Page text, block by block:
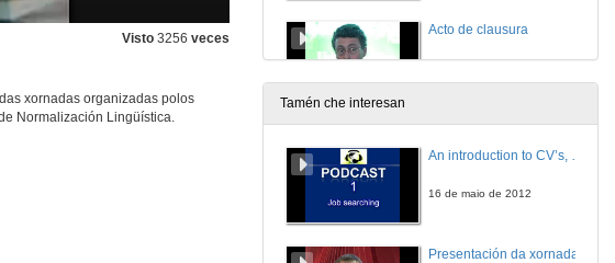
Visto 3256 veces
xornadas organizadas polos
Normalización Lingüística.
Acto de clausura
Intervención de Iago Varela
Tamén che interesan
An introduction to CV’s, letters, and job searching
16 de maio de 2012
Presentación da xornada